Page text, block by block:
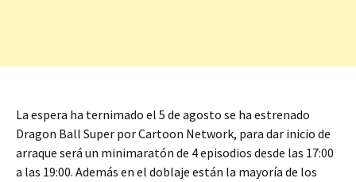
La espera ha ternimado el 5 de agosto se ha estrenado
Dragon Ball Super por Cartoon Network, para dar inicio de
arraque será un minimaratón de 4 episodios desde las 17:00
a las 19:00. Además en el doblaje están la mayoría de los